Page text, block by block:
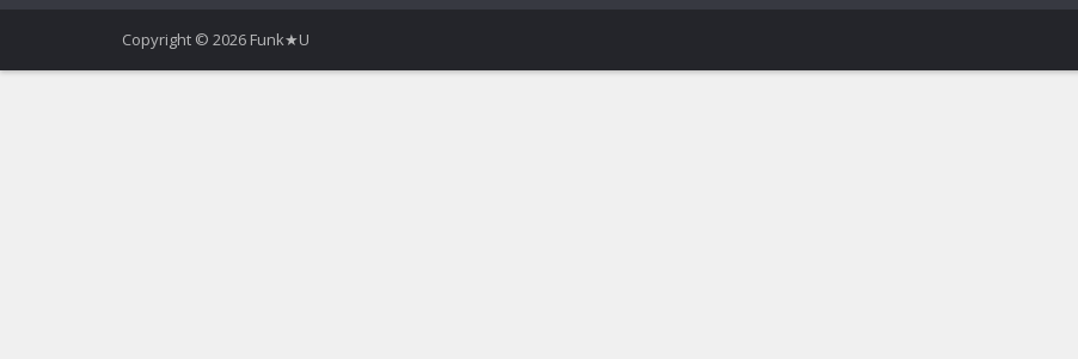
Copyright © 2026 Funk★U